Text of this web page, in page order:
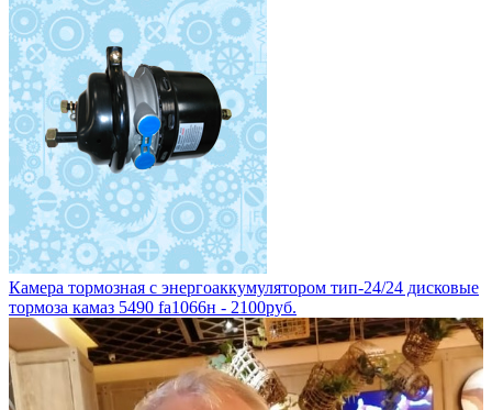
Камера тормозная с энергоаккумулятором тип-24/24 дисковые
тормоза камаз 5490 fa1066н - 2100руб.